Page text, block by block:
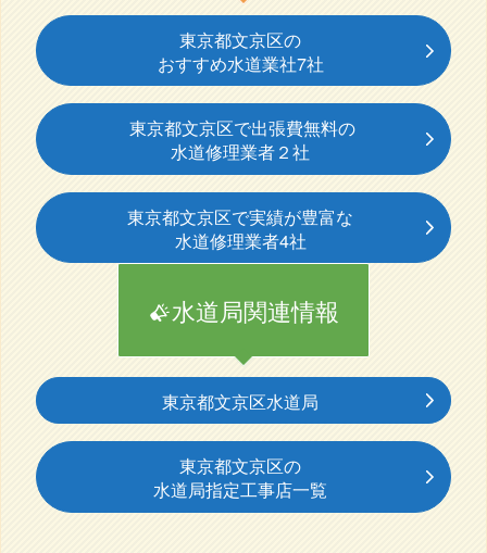
東京都文京区の
おすすめ水道業社7社
東京都文京区で出張費無料の
水道修理業者２社
東京都文京区で実績が豊富な
水道修理業者4社
水道局関連情報
東京都文京区水道局
東京都文京区の
水道局指定工事店一覧